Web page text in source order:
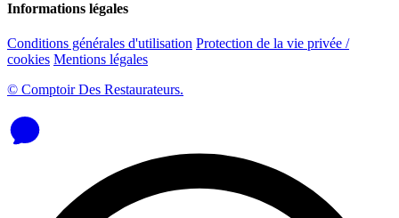
Informations légales
Conditions générales d'utilisation Protection de la vie privée /
cookies Mentions légales
© Comptoir Des Restaurateurs.